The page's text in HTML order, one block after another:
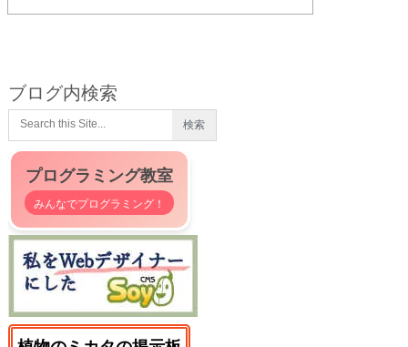
ブログ内検索
プログラミング教室
みんなでプログラミング！